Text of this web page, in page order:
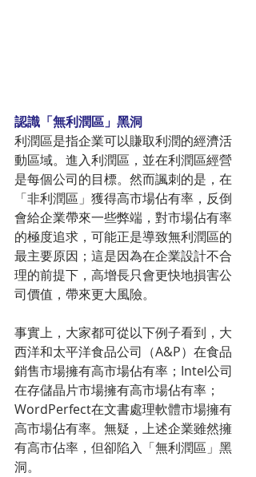
認識「無利潤區」黑洞
利潤區是指企業可以賺取利潤的經濟活
動區域。進入利潤區，並在利潤區經營
是每個公司的目標。然而諷刺的是，在
「非利潤區」獲得高市場佔有率，反倒
會給企業帶來一些弊端，對市場佔有率
的極度追求，可能正是導致無利潤區的
最主要原因；這是因為在企業設計不合
理的前提下，高增長只會更快地損害公
司價值，帶來更大風險。
事實上，大家都可從以下例子看到，大
西洋和太平洋食品公司（A&P）在食品
銷售市場擁有高市場佔有率；Intel公司
在存儲晶片市場擁有高市場佔有率；
WordPerfect在文書處理軟體市場擁有
高市場佔有率。無疑，上述企業雖然擁
有高市佔率，但卻陷入「無利潤區」黑
洞。